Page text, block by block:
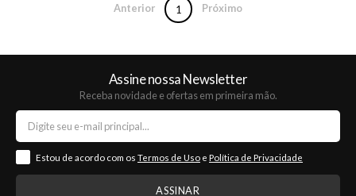
Anterior 1 Próximo
Assine nossa Newsletter
Receba novidade e ofertas em primeira mão.
Estou de acordo com os Termos de Uso e Política de Privacidade